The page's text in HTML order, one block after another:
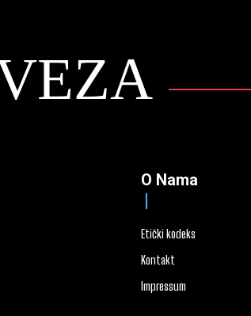
O Nama
Etički kodeks
Kontakt
Impressum